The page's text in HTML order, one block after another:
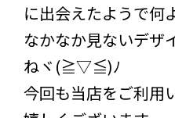
に出会えたようで何
なかなか見ないデザ
ねヾ(≧▽≦)ﾉ
今回も当店をご利用